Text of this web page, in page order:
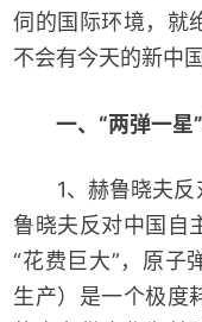
伺的国际环境，就
不会有今天的新中国
一、“两弹一星
1、赫鲁晓夫反
鲁晓夫反对中国自
“花费巨大”，原子
生产）是一个极度